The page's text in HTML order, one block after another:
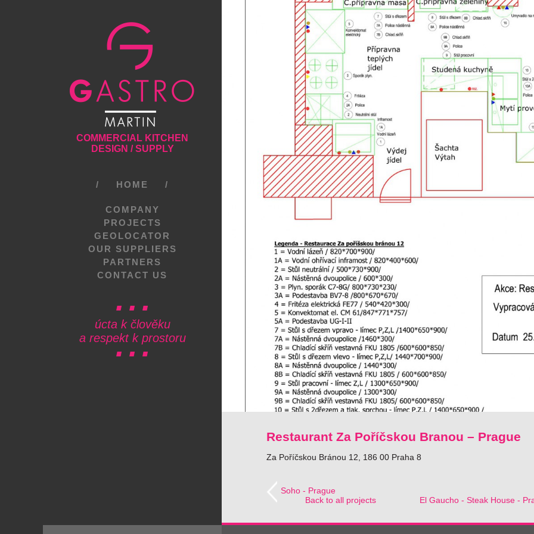
COMMERCIAL KITCHEN
DESIGN / SUPPLY
HOME
COMPANY
PROJECTS
GEOLOCATOR
OUR SUPPLIERS
PARTNERS
CONTACT US
úcta k člověku
a respekt k prostoru
Restaurant Za Poříčskou Branou – Prague
Za Poříčskou Bránou 12, 186 00 Praha 8
Soho - Prague
Back to all projects
El Gaucho - Steak House -